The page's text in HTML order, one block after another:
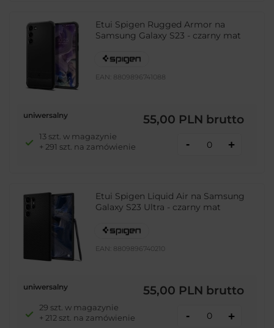
Etui Spigen Rugged Armor na
Samsung Galaxy S23 - czarny mat
EAN: 8809896741088
uniwersalny 55,00 PLN brutto
13 szt. w magazynie
+ 291 szt. na zamówienie
- +
Etui Spigen Liquid Air na Samsung
Galaxy S23 Ultra - czarny mat
EAN: 8809896740210
uniwersalny 55,00 PLN brutto
29 szt. w magazynie
+ 212 szt. na zamówienie
- +